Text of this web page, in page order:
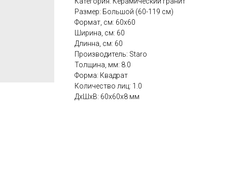
Размер: Большой (60-119 см)
Формат, см: 60x60
Ширина, см: 60
Длинна, см: 60
Производитель: Staro
Толщина, мм: 8.0
Форма: Квадрат
Количество лиц: 1.0
ДxШxВ: 60x60x8 мм